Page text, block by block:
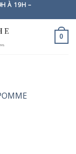
À 19H –
0